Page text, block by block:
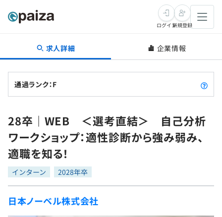
転職・キャリア
転職成功ガイド
転職エージェント
インタビュー
転職成功ガイド
新卒就活
求人検索
本選考
インターン
新卒エージェント
学習
問題集
4択課題
プログラミング言語
ゲーム・マンガ
ログイン新規登録
求人詳細 企業情報
通過ランク：F
28卒｜WEB ＜選考直結＞ 自己分析
ワークショップ：適性診断から強み弱み、
適職を知る！
インターン 2028年卒
日本ノーベル株式会社